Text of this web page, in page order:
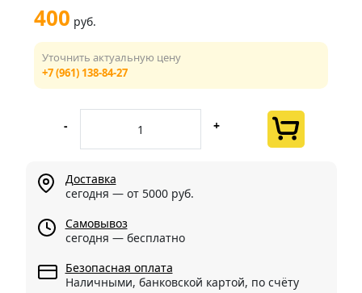
400 руб.
Уточнить актуальную цену
+7 (961) 138-84-27
- +
Доставка
сегодня — от 5000 руб.
Самовывоз
сегодня — бесплатно
Безопасная оплата
Наличными, банковской картой, по счёту